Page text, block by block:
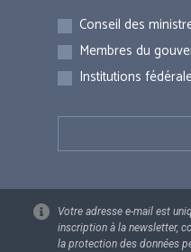
Inscriptions
Conseil des
Membres du
Institutions
Votre adresse e-mail est
inscription à la newsletter,
la protection des données